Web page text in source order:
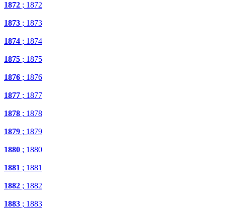
1872 ; 1872
1873 ; 1873
1874 ; 1874
1875 ; 1875
1876 ; 1876
1877 ; 1877
1878 ; 1878
1879 ; 1879
1880 ; 1880
1881 ; 1881
1882 ; 1882
1883 ; 1883